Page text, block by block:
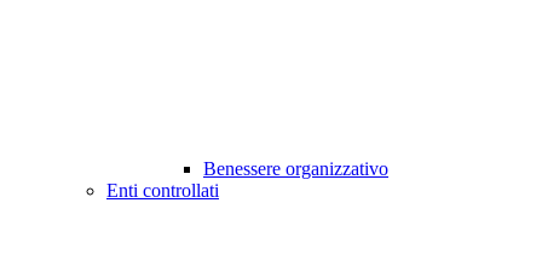
Benessere organizzativo
Enti controllati